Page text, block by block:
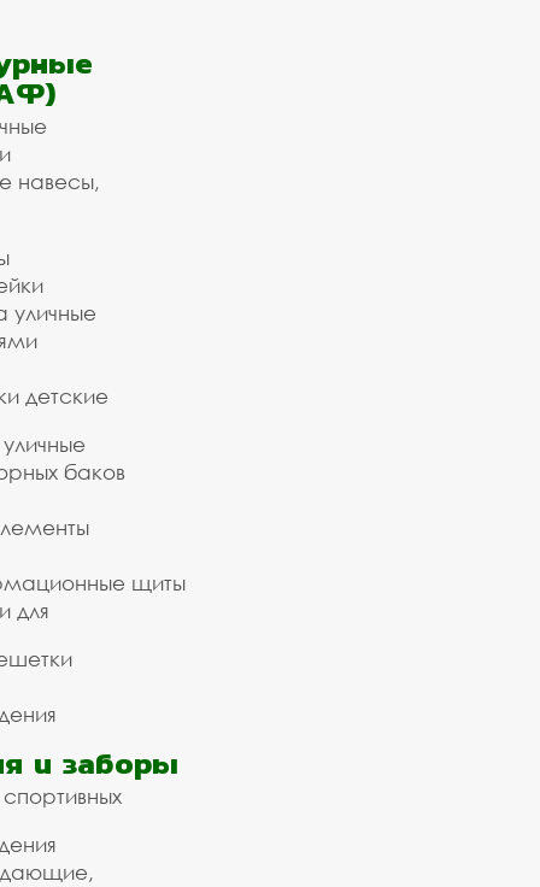
навесы,
уличные
детские
баков
щиты
для
и заборы